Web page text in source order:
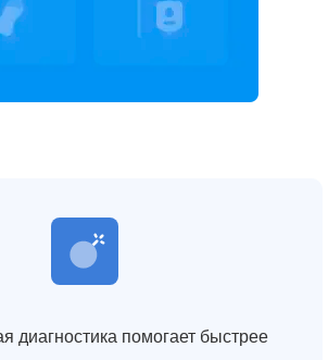
диагностика помогает быстрее